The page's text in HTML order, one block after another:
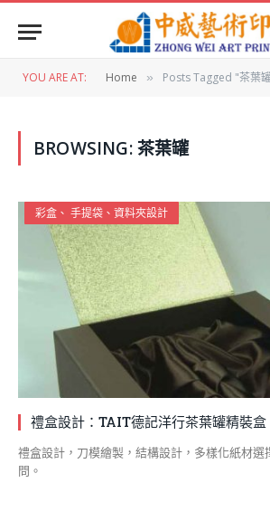
YOU ARE AT: Home » Posts Tagged "茶葉
BROWSING:茶葉罐
彩盒、 手提袋、資料夾設計
禮盒設計：TAIT德記洋行茶葉罐精裝盒
禮盒設計，刀模繪製，結構設計，多樣化紙材選
問。